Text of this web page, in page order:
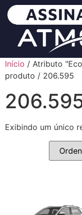
Início / Atributo
produto / 206.595
Exibindo um único